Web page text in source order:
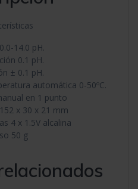
14.0 pH.
0.1 pH.
± 0.1 pH.
automática 0-50ºC.
en 1 punto
x 30 x 21 mm
4 x 1.5V alcalina
50 g